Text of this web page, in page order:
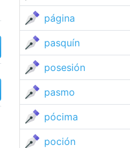
página
pasquín
posesión
pasmo
pócima
poción